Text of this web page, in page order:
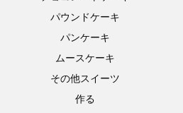
パウンドケーキ
パンケーキ
ムースケーキ
その他スイーツ
作る